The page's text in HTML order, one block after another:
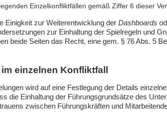
Einzelkonfliktfällen gemäß Ziffer 6 dieser
Einigkeit zur Weiterentwicklung der Dashboards
zur Einhaltung der Spielregeln und
beide Seiten das Recht, eine gem. § 76 Abs. 5
einzelnen Konfliktfall
wird auf eine Festlegung der Details
die Einhaltung der Führungsgrundsätze des
zwischen Führungskräften und